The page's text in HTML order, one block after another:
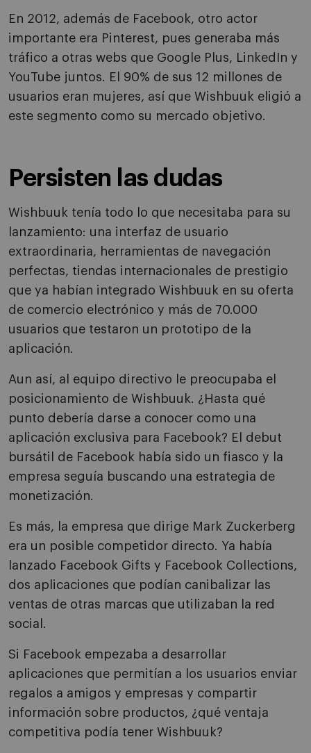
En 2012, además de Facebook, otro actor
importante era Pinterest, pues generaba más
tráfico a otras webs que Google Plus, LinkedIn y
YouTube juntos. El 90% de sus 12 millones de
usuarios eran mujeres, así que Wishbuuk eligió a
este segmento como su mercado objetivo.
Persisten las dudas
Wishbuuk tenía todo lo que necesitaba para su
lanzamiento: una interfaz de usuario
extraordinaria, herramientas de navegación
perfectas, tiendas internacionales de prestigio
que ya habían integrado Wishbuuk en su oferta
de comercio electrónico y más de 70.000
usuarios que testaron un prototipo de la
aplicación.
Aun así, al equipo directivo le preocupaba el
posicionamiento de Wishbuuk. ¿Hasta qué
punto debería darse a conocer como una
aplicación exclusiva para Facebook? El debut
bursátil de Facebook había sido un fiasco y la
empresa seguía buscando una estrategia de
monetización.
Es más, la empresa que dirige Mark Zuckerberg
era un posible competidor directo. Ya había
lanzado Facebook Gifts y Facebook Collections,
dos aplicaciones que podían canibalizar las
ventas de otras marcas que utilizaban la red
social.
Si Facebook empezaba a desarrollar
aplicaciones que permitían a los usuarios enviar
regalos a amigos y empresas y compartir
información sobre productos, ¿qué ventaja
competitiva podía tener Wishbuuk?